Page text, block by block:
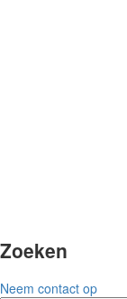
Zoeken
Neem contact op